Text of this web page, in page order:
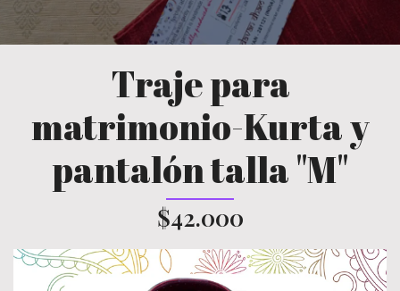
Traje para
matrimonio-Kurta y
pantalón talla "M"
$42.000